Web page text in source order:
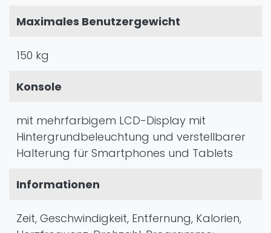
Maximales Benutzergewicht
150 kg
Konsole
mit mehrfarbigem LCD-Display mit
Hintergrundbeleuchtung und verstellbarer
Halterung für Smartphones und Tablets
Informationen
Zeit, Geschwindigkeit, Entfernung, Kalorien,